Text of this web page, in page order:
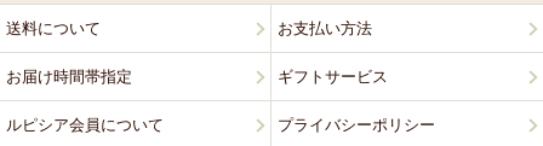
送料について お支払い方法
お届け時間帯指定 ギフトサービス
ルピシア会員について プライバシーポリシー